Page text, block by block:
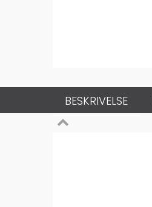
BESKRIVELSE